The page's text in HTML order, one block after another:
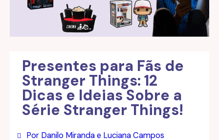
Presentes para Fãs de
Stranger Things: 12
Dicas e Ideias Sobre a
Série Stranger Things!
Por Danilo Miranda e Luciana Campos